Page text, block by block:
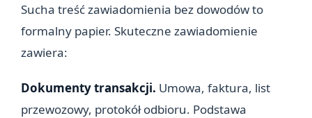
Sucha treść zawiadomienia bez dowodów to
formalny papier. Skuteczne zawiadomienie
zawiera:
Dokumenty transakcji. Umowa, faktura, list
przewozowy, protokół odbioru. Podstawa